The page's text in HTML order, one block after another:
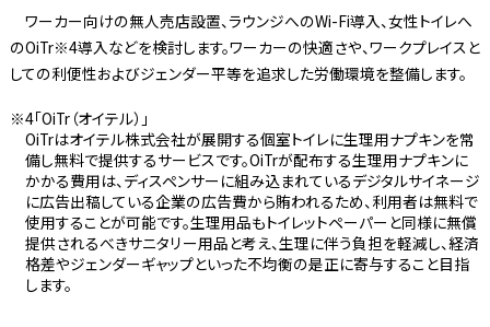
ワーカー向けの無人売店設置、ラウンジへのWi-Fi導入、女性トイレへ
のOiTr※4導入などを検討します。ワーカーの快適さや、ワークプレイスと
しての利便性およびジェンダー平等を追求した労働環境を整備します。
4「OiTr（オイテル）」
OiTrはオイテル株式会社が展開する個室トイレに生理用ナプキンを常
備し無料で提供するサービスです。OiTrが配布する生理用ナプキンに
かかる費用は、ディスペンサーに組み込まれているデジタルサイネージ
に広告出稿している企業の広告費から賄われるため、利用者は無料で
使用することが可能です。生理用品もトイレットペーパーと同様に無償
提供されるべきサニタリー用品と考え、生理に伴う負担を軽減し、経済
格差やジェンダーギャップといった不均衡の是正に寄与すること目指
します。